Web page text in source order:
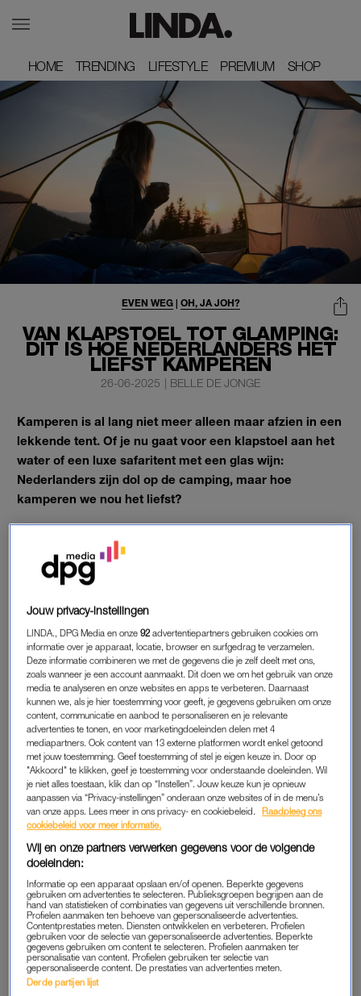
HOME
HOME TRENDING
TRENDING LIFESTYLE
LIFESTYLE PREMIUM
PREMIUM SHOP
SHOP
VAN KLAPSTOEL TOT GLAMPING:
DIT IS HOE NEDERLANDERS HET
LIEFST KAMPEREN
EVEN WEG| OH, JA JOH?
26-06-2025 | BELLE DE JONGE
Kamperen is al lang niet meer alleen maar afzien in een
lekkende tent. Of je nu gaat voor een klapstoel aan het
water of een luxe safaritent met een glas wijn:
Nederlanders zijn dol op de camping, maar hoe
kamperen we nou het liefst?
deed onderzoek naar hoe we kamperen, wat we
meenemen en welk type kampeerder we zijn.
KAMPEREN
Kamperenin eigen land blijft veruit het populairst: 43 procent
van de kampeerders kiest voor een vakantie op Nederlandse
bodem. Vooral niet-werkenden blijven graag dicht bij huis.
Frankrijk (36 procent) en Duitsland (20 procent) zijn favoriete
bestemmingen net over de grens. Wat de bestemming ook is,
we nemen onze eigen vertrouwde spullen mee. Zo stopt 43
procent pindakaas, hagelslag of koffie in de kofferbak en
neemt 46 procent gewoon de afwasborstel van thuis mee.
Comfort wordt steeds belangrijker. Bijna de helft van de
kampeerders (48 procent) hecht waarde aan privé-sanitair.
Eén op de drie neemt voor de zekerheid eigen wc-papier
tent of safaritent – is in opkomst, vooral bij gezinnen met
tieners. Toch blijft de klassieke tent populair onder jongeren,
terwijl 60-plussers liever kiezen voor de caravan.
TWAALF TINTEN CAMPING
Jouw privacy-instellingen
LINDA., DPG Media en onze92 advertentiepartners gebruiken cookies om
informatie over je apparaat, locatie, browser en surfgedrag te verzamelen.
Deze informatie combineren we met de gegevens die je zelf deelt met ons,
zoals wanneer je een account aanmaakt. Dit doen we om het gebruik van onze
media te analyseren en onze websites en apps te verbeteren. Daarnaast
kunnen we, als je hier toestemming voor geeft, je gegevens gebruiken om onze
content, communicatie en aanbod te personaliseren en je relevante
advertenties te tonen, en voor marketingdoeleinden delen met 4
mediapartners. Ook content van 13 externe platformen wordt enkel getoond
met jouw toestemming. Geef toestemming of stel je eigen keuze in. Door op
"Akkoord" te klikken, geef je toestemming voor onderstaande doeleinden. Wil
je niet alles toestaan, klik dan op “Instellen”. Jouw keuze kun je opnieuw
aanpassen via “Privacy-instellingen” onderaan onze websites of in de menu’s
van onze apps. Lees meer in ons privacy- en cookiebeleid.
Raadpleeg ons
cookiebeleid voor meer informatie.
Wij en onze partners verwerken gegevens voor de volgende
doeleinden:
Informatie op een apparaat opslaan en/of openen. Beperkte gegevens
gebruiken om advertenties te selecteren. Publieksgroepen begrijpen aan de
hand van statistieken of combinaties van gegevens uit verschillende bronnen.
Profielen aanmaken ten behoeve van gepersonaliseerde advertenties.
Contentprestaties meten. Diensten ontwikkelen en verbeteren. Profielen
gebruiken voor de selectie van gepersonaliseerde advertenties. Beperkte
gegevens gebruiken om content te selecteren. Profielen aanmaken ter
personalisatie van content. Profielen gebruiken ter selectie van
gepersonaliseerde content. De prestaties van advertenties meten.
Derde partijen lijst